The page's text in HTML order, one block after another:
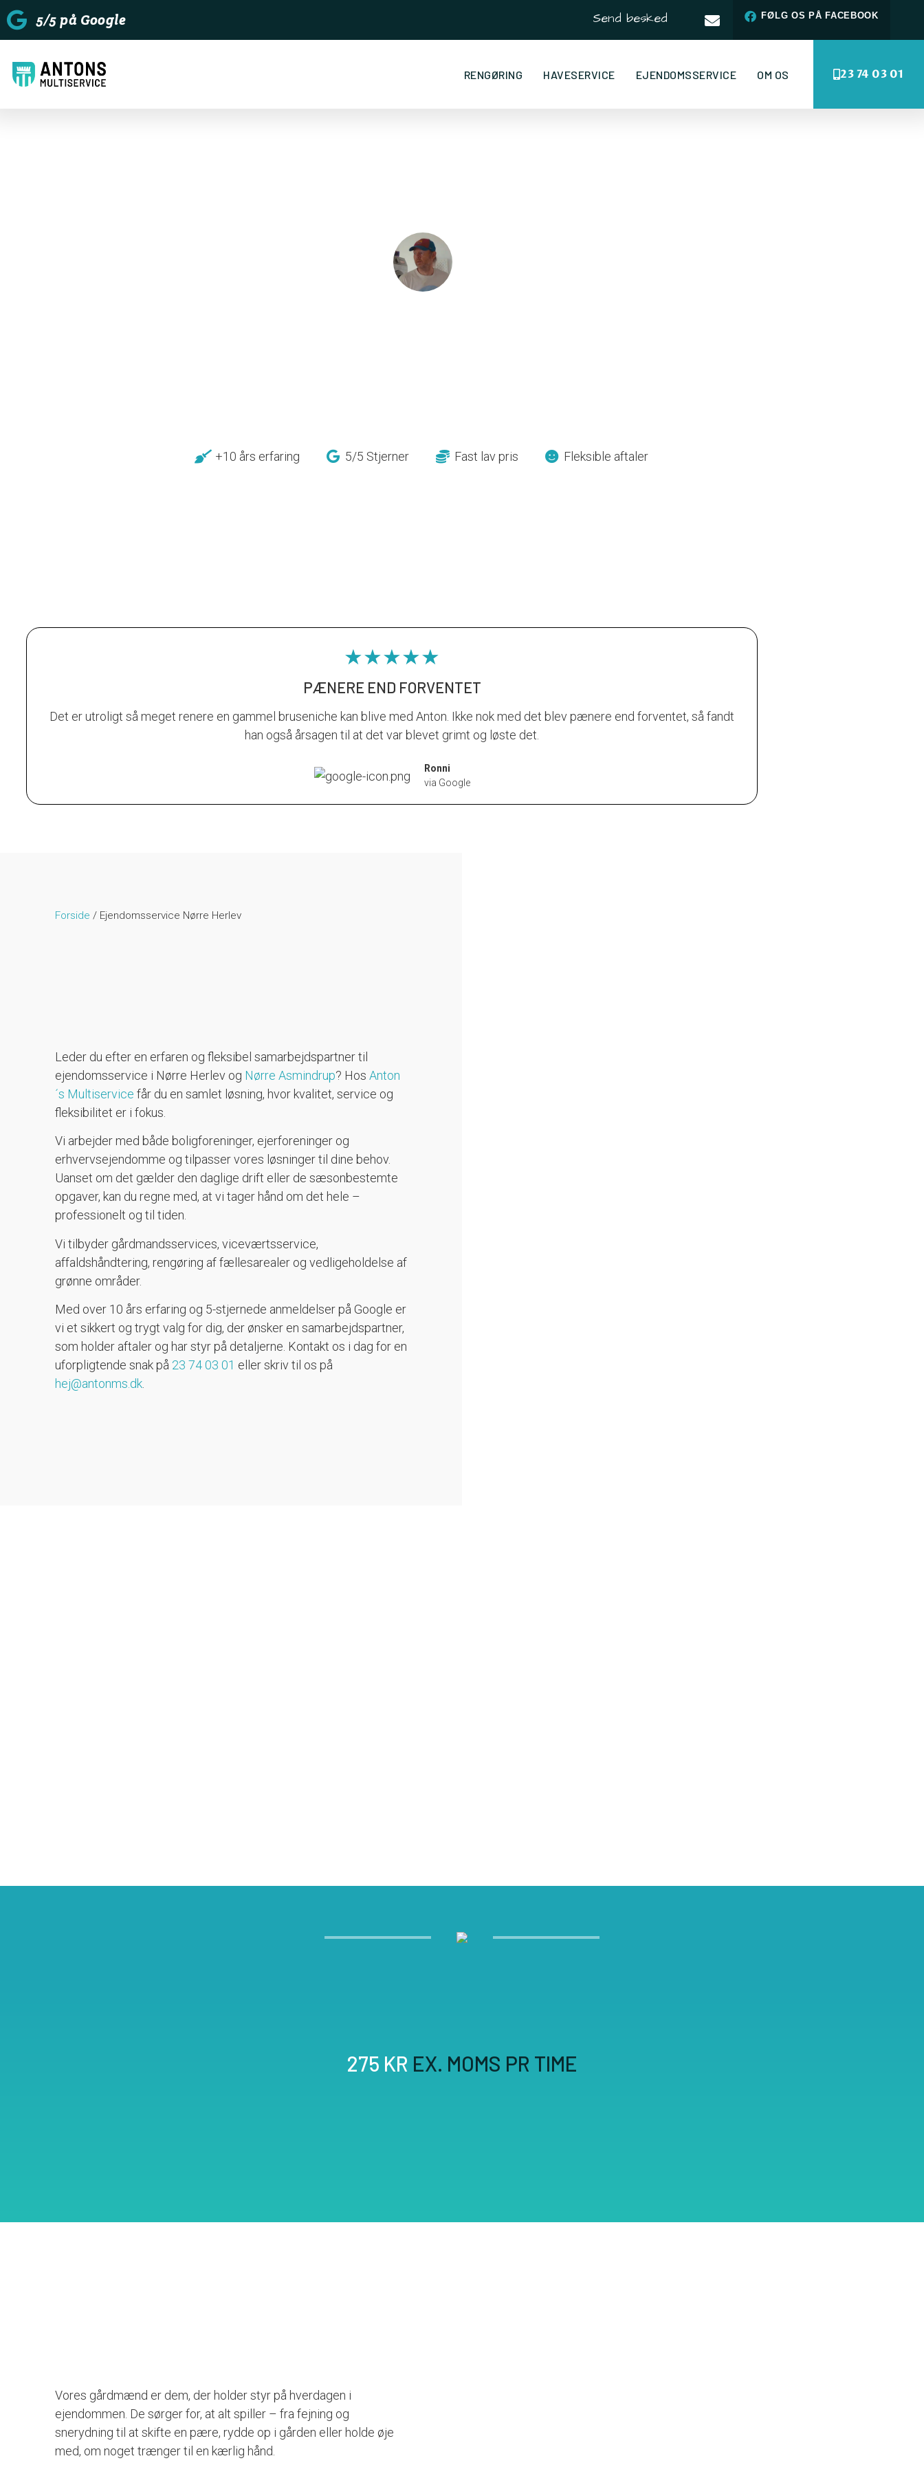
5/5 på Google Send besked FØLG OS PÅ FACEBOOK
RENGØRING HAVESERVICE EJENDOMSSERVICE OM OS 23 74 03 01
+10 års erfaring 5/5 Stjerner Fast lav pris Fleksible aftaler
★★★★★
PÆNERE END FORVENTET
Det er utroligt så meget renere en gammel bruseniche kan blive med Anton. Ikke nok med det blev pænere end forventet, så fandt
han også årsagen til at det var blevet grimt og løste det.
Ronni
via Google
Forside / Ejendomsservice Nørre Herlev
Leder du efter en erfaren og fleksibel samarbejdspartner til
ejendomsservice i Nørre Herlev og Nørre Asmindrup? Hos Anton
´s Multiservice får du en samlet løsning, hvor kvalitet, service og
fleksibilitet er i fokus.
Vi arbejder med både boligforeninger, ejerforeninger og
erhvervsejendomme og tilpasser vores løsninger til dine behov.
Uanset om det gælder den daglige drift eller de sæsonbestemte
opgaver, kan du regne med, at vi tager hånd om det hele –
professionelt og til tiden.
Vi tilbyder gårdmandsservices, viceværtsservice,
affaldshåndtering, rengøring af fællesarealer og vedligeholdelse af
grønne områder.
Med over 10 års erfaring og 5-stjernede anmeldelser på Google er
vi et sikkert og trygt valg for dig, der ønsker en samarbejdspartner,
som holder aftaler og har styr på detaljerne. Kontakt os i dag for en
uforpligtende snak på 23 74 03 01 eller skriv til os på
hej@antonms.dk.
275 KR EX. MOMS PR TIME
Vores gårdmænd er dem, der holder styr på hverdagen i
ejendommen. De sørger for, at alt spiller – fra fejning og
snerydning til at skifte en pære, rydde op i gården eller holde øje
med, om noget trænger til en kærlig hånd.